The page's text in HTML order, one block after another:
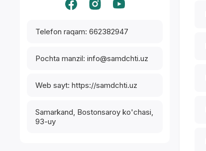
Telefon raqam: 662382947
Pochta manzil: info@samdchti.uz
Web sayt: https://samdchti.uz
Samarkand, Bostonsaroy ko'chasi,
93-uy